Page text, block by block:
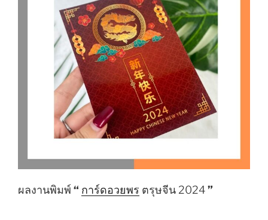
ผลงานพิมพ์ “ การ์ดอวยพร ตรุษจีน 2024”